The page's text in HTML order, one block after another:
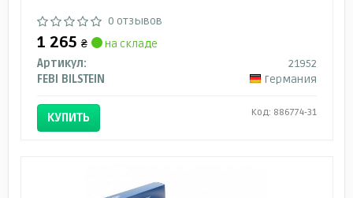
0 отзывов
1 265 ₴
на складе
Артикул:
21952
FEBI BILSTEIN
Германия
КУПИТЬ Код: 886774-31